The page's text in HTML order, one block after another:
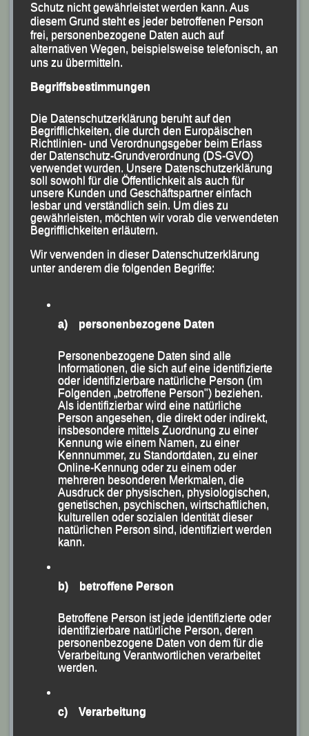
Die Idyllische Wurfanlage in Augsburg
Die optische Weiten – Messung ist eingestellt …. es kann beginnen.
auch die Nase, wenn er die Trichter nach den
Durchgängen auf „seinem“ Rasen zählt. Der Leistung
keinen Abbruch. Der Deutsche Polizei-Meister
erreichte nämlich die respektable Weite von 67,82
Für unsere Disziplinen bedarf es auch immer eines
Geräte-Rücktransportes. Im Fernsehen sieht man da
immer so batteriebetriebene Modellfahrzeuge, die da
über den Rasen hin- und her – rasen und die Geräte
transportieren. Bei uns wurde dies mit Muskelkraft und
ausdauerndem Sprintvermögen erledigt. Für diese
Arbeit wurden uns zwei Polizeianwärter der
Schutz nicht gewährleistet werden kann. Aus
diesem Grund steht es jeder betroffenen Person
frei, personenbezogene Daten auch auf
alternativen Wegen, beispielsweise telefonisch, an
uns zu übermitteln.
Begriffsbestimmungen
Die Datenschutzerklärung beruht auf den
Begrifflichkeiten, die durch den Europäischen
Richtlinien- und Verordnungsgeber beim Erlass
der Datenschutz-Grundverordnung (DS-GVO)
verwendet wurden. Unsere Datenschutzerklärung
soll sowohl für die Öffentlichkeit als auch für
unsere Kunden und Geschäftspartner einfach
lesbar und verständlich sein. Um dies zu
gewährleisten, möchten wir vorab die verwendeten
Begrifflichkeiten erläutern.
Wir verwenden in dieser Datenschutzerklärung
unter anderem die folgenden Begriffe:
a) personenbezogene Daten
Personenbezogene Daten sind alle
Informationen, die sich auf eine identifizierte
oder identifizierbare natürliche Person (im
Folgenden „betroffene Person") beziehen.
Als identifizierbar wird eine natürliche
Person angesehen, die direkt oder indirekt,
insbesondere mittels Zuordnung zu einer
Kennung wie einem Namen, zu einer
Kennnummer, zu Standortdaten, zu einer
Online-Kennung oder zu einem oder
mehreren besonderen Merkmalen, die
Ausdruck der physischen, physiologischen,
genetischen, psychischen, wirtschaftlichen,
kulturellen oder sozialen Identität dieser
natürlichen Person sind, identifiziert werden
kann.
b) betroffene Person
Betroffene Person ist jede identifizierte oder
identifizierbare natürliche Person, deren
personenbezogene Daten von dem für die
Verarbeitung Verantwortlichen verarbeitet
werden.
c) Verarbeitung